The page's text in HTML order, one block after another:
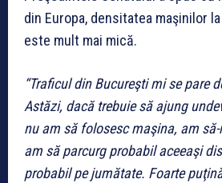
din Europa, densitatea maşinilor
este mult mai mică.
“Traficul din Bucureşti mi se pare
Astăzi, dacă trebuie să ajung
nu am să folosesc maşina, am
am să parcurg probabil aceeaşi
probabil pe jumătate. Foarte